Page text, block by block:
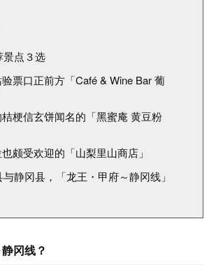
景点３选
票口正前方「Café & Wine Bar 葡
梗信玄饼闻名的「黑蜜庵 黄豆粉
颇受欢迎的「山梨里山商店」
静冈县，「龙王・甲府～静冈线」
冈线？